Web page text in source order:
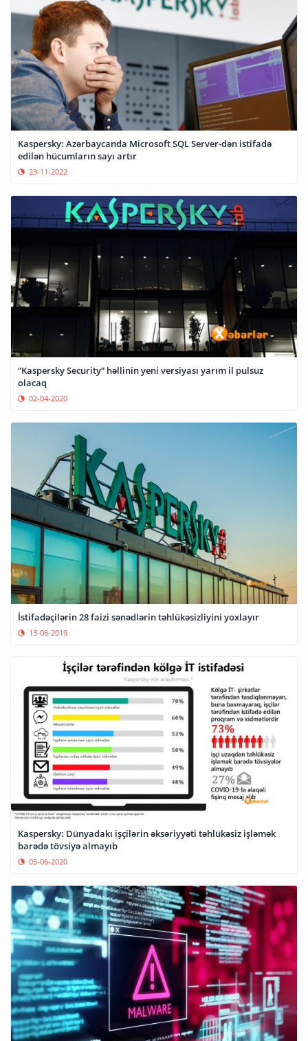
Kaspersky: Azərbaycanda Microsoft SQL Server-dən istifadə
edilən hücumların sayı artır
23-11-2022
“Kaspersky Security” həllinin yeni versiyası yarım il pulsuz
olacaq
02-04-2020
İstifadəçilərin 28 faizi sənədlərin təhlükəsizliyini yoxlayır
13-06-2019
Kaspersky: Dünyadakı işçilərin əksəriyyəti təhlükəsiz işləmək
barədə tövsiyə almayıb
05-06-2020